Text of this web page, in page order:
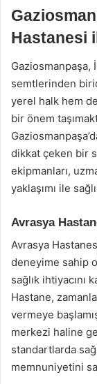
Hastanesi
Gaziosmanpaşa,
semtlerinden
yerel halk hem
bir önem
dikkat çeken bir
ekipmanları,
yaklaşımı ile
Avrasya
Avrasya
deneyime sahip
sağlık ihtiyacını
Hastane,
vermeye
merkezi haline
standartlarda
memnuniyetini